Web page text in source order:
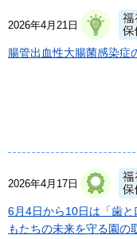
2026年4月21日
腸管出血性大腸菌感染症
2026年4月17日
6月4日から10日は「歯
もたちの未来を守る園の